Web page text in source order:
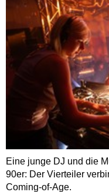
Eine junge DJ und die
90er: Der Vierteiler
Coming-of-Age.